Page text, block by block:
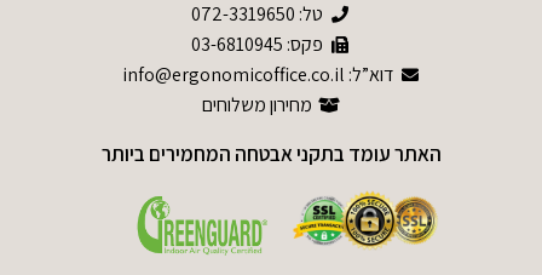
טל: 072-3319650
פקס: 03-6810945
דוא”ל: info@ergonomicoffice.co.il
מחירון משלוחים
האתר עומד בתקני אבטחה המחמירים ביותר